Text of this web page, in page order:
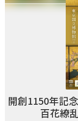
開創1150年記
百花繚